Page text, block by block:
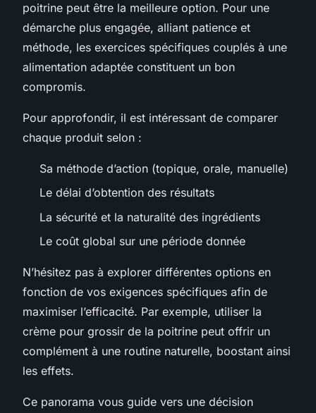
poitrine peut être la meilleure option. Pour une
démarche plus engagée, alliant patience et
méthode, les exercices spécifiques couplés à une
alimentation adaptée constituent un bon
compromis.
Pour approfondir, il est intéressant de comparer
chaque produit selon :
Sa méthode d’action (topique, orale, manuelle)
Le délai d’obtention des résultats
La sécurité et la naturalité des ingrédients
Le coût global sur une période donnée
N’hésitez pas à explorer différentes options en
fonction de vos exigences spécifiques afin de
maximiser l’efficacité. Par exemple, utiliser la
crème pour grossir de la poitrine peut offrir un
complément à une routine naturelle, boostant ainsi
les effets.
Ce panorama vous guide vers une décision